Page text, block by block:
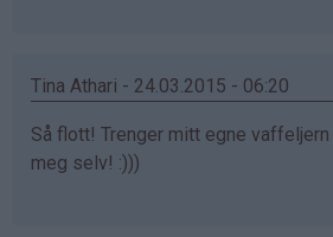
Tina Athari - 24.03.2015 - 06:20
Så flott! Trenger mitt egne
meg selv! :)))